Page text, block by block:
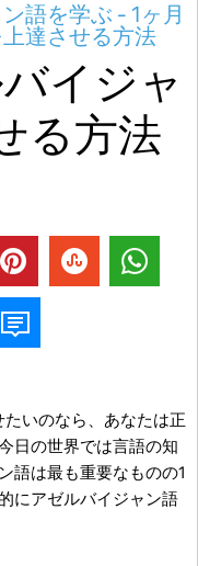
語を学ぶ - 1ヶ月
達させる方法
イジャ
る方法
いのなら、あなたは正
日の世界では言語の知
語は最も重要なものの1
にアゼルバイジャン語